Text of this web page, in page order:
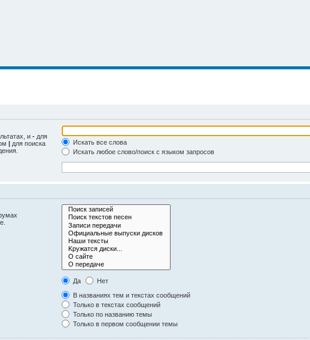
и - для
| для поиска
Искать все слова
Искать любое слово/поиск с языком запросов
Да
Нет
В названиях тем и текстах сообщений
Только в текстах сообщений
Только по названию темы
Только в первом сообщении темы